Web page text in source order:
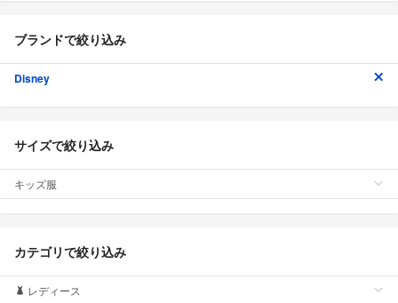
ブランドで絞り込み
Disney
サイズで絞り込み
キッズ服
カテゴリで絞り込み
レディース